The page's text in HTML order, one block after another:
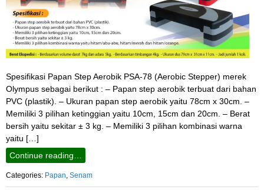
Spesifikasi Papan Step Aerobik PSA-78 (Aerobic Stepper) merek
Olympus sebagai berikut : – Papan step aerobik terbuat dari bahan
PVC (plastik). – Ukuran papan step aerobik yaitu 78cm x 30cm. –
Memiliki 3 pilihan ketinggian yaitu 10cm, 15cm dan 20cm. – Berat
bersih yaitu sekitar ± 3 kg. – Memiliki 3 pilihan kombinasi warna
yaitu […]
Continue reading…
Categories: Papan Senam